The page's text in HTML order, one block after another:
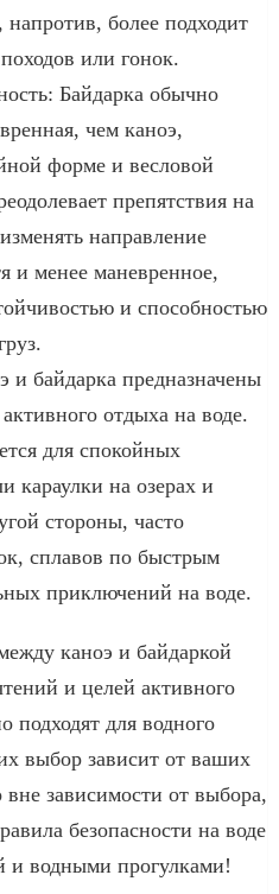
напротив, более подходит
или гонок.
Байдарка обычно
чем каноэ,
форме и весловой
препятствия на
направление
и менее маневренное,
и способностью
и байдарка предназначены
отдыха на воде.
для спокойных
караулки на озерах и
стороны, часто
сплавов по быстрым
приключений на воде.
каноэ и байдаркой
и целей активного
подходят для водного
выбор зависит от ваших
зависимости от выбора,
безопасности на воде
и водными прогулками!